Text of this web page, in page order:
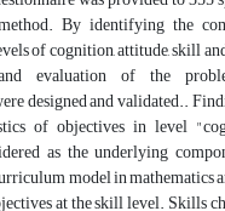
By identifying the
of cognition, attitude, skill
evaluation of the
designed and validated..
of objectives in level
as the underlying
model in mathematics
at the skill level. Skills